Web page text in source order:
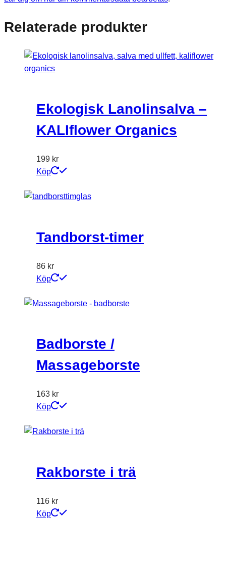
Relaterade produkter
Ekologisk Lanolinsalva –
KALIflower Organics
199 kr
Köp
Tandborst-timer
86 kr
Köp
Badborste /
Massageborste
163 kr
Köp
Rakborste i trä
116 kr
Köp